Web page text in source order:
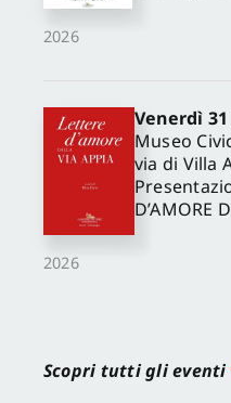
2026
2026
Venerdì
Museo
via di Villa
D’AMORE
Scopri tutti gli eventi